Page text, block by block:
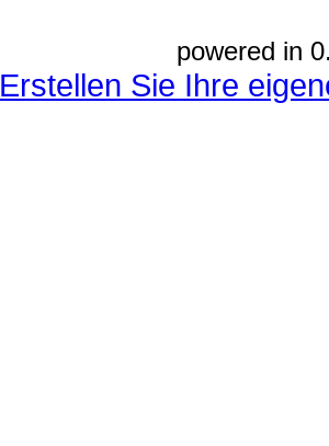
powered in
Erstellen Sie Ihre